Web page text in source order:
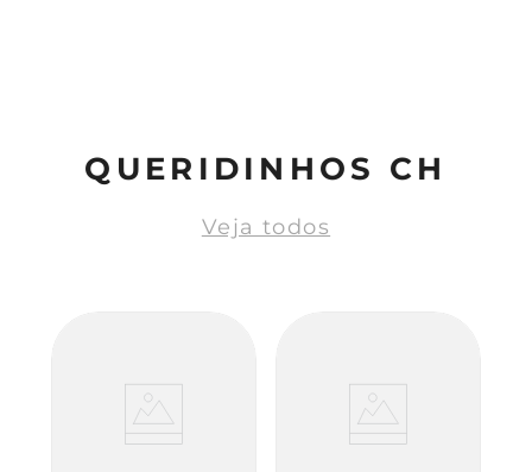
QUERIDINHOS CH
Veja todos